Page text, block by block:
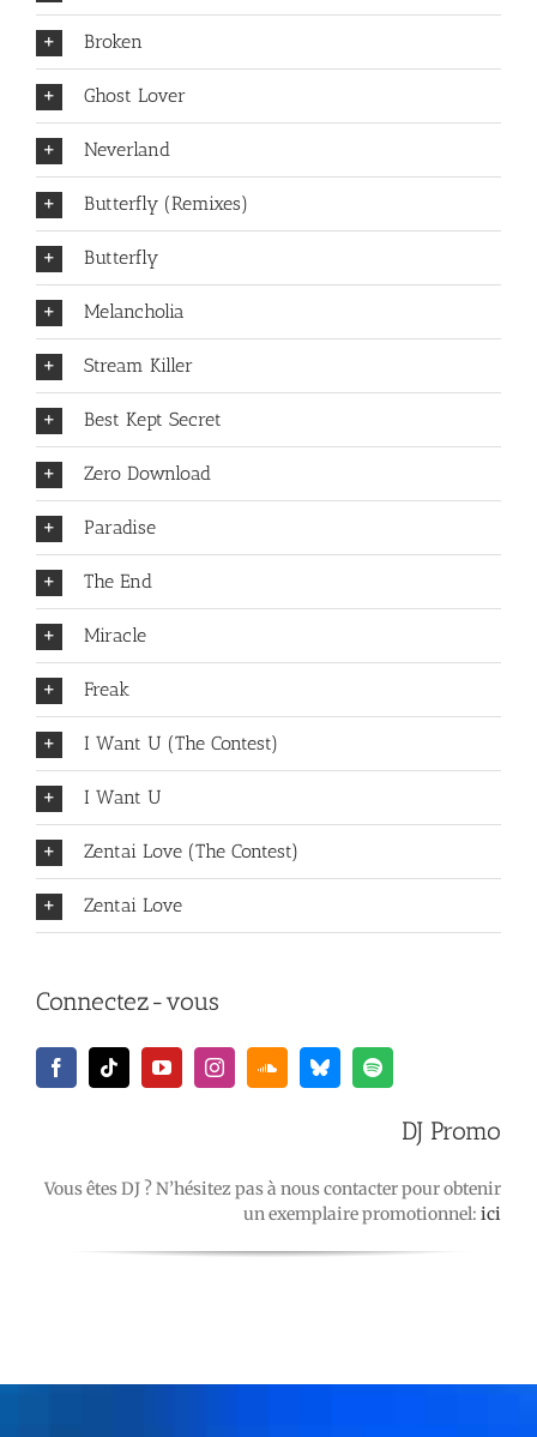
Broken
Ghost Lover
Neverland
Butterfly (Remixes)
Butterfly
Melancholia
Stream Killer
Best Kept Secret
Zero Download
Paradise
The End
Miracle
Freak
I Want U (The Contest)
I Want U
Zentai Love (The Contest)
Zentai Love
Connectez-vous
DJ Promo
Vous êtes DJ ? N’hésitez pas à nous contacter pour obtenir
un exemplaire promotionnel:ici